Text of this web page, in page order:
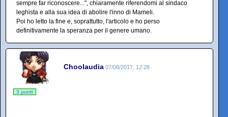
sempre far riconoscere...", chiaramente riferendomi al sindaco
leghista e alla sua idea di abolire l'inno di Mameli.
Poi ho letto la fine e, soprattutto, l'articolo e ho perso
definitivamente la speranza per il genere umano.
Choolaudia 07/08/2017, 12:28
3 punti